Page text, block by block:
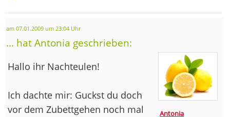
am 07.01.2009 um 23:04 Uhr
... hat Antonia geschrieben:
Antonia
Hallo ihr Nachteulen!
Ich dachte mir: Guckst du doch
vor dem Zubettgehen noch mal